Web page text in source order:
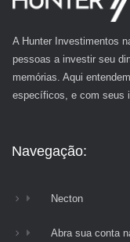
A Hunter Investimentos
pessoas a investir seu
memórias. Aqui
específicos, e com seus
Navegação:
Necton
Abra sua conta